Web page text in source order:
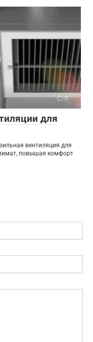
0
для
вентиляция для
повышая комфорт